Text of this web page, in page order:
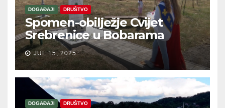
DOGAĐAJI DRUŠTVO
Spomen-obilježje Cvijet
Srebrenice u Bobarama
JUL 15, 2025
DOGAĐAJI DRUŠTVO